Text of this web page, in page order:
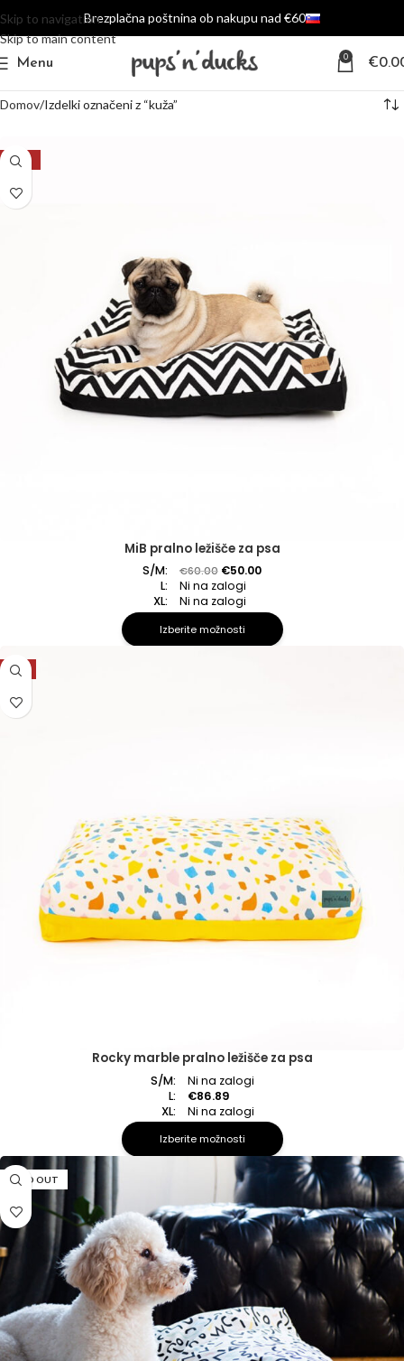
Skip to navigation
Skip to main content
Brezplačna poštnina ob nakupu nad €60
Menu 0 €
Domov Izdelki označeni z “kuža”
-17%
MiB pralno ležišče za psa
S/M: €60.00 €50.00
L:
Ni na zalogi
XL:
Ni na zalogi
Izberite možnosti
-8%
Rocky marble pralno ležišče za psa
S/M:
Ni na zalogi
L:
€86.89
XL:
Ni na zalogi
Izberite možnosti
SOLD OUT